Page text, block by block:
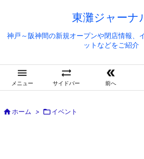
東灘ジャーナ
神戸～阪神間の新規オープンや閉店情報、
ットなどをご紹介

メニュー

サイドバー

前へ
ホーム > イベント